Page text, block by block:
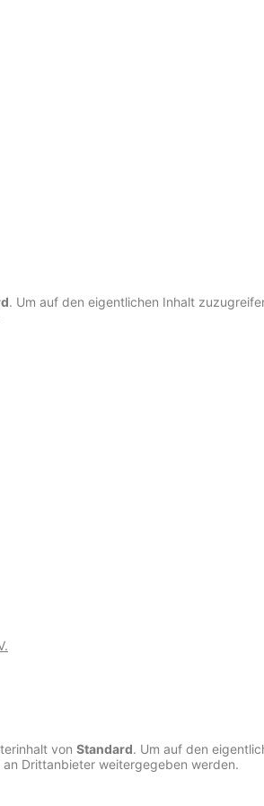
. Um auf den eigentlichen Inhalt
vonStandard. Um auf den
Drittanbieter weitergegeben werden.